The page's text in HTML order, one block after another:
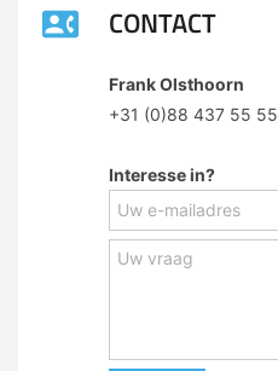
CONTACT
Frank Olsthoorn
+31 (0)88 437 55 55
Interesse in?